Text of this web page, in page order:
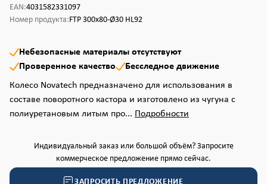
EAN:4031582331097
Номер продукта:FTP 300x80-Ø30 HL92
Небезопасные материалы отсутствуют
Проверенное качество
Бесследное движение
Колесо Novatech предназначено для использования в
составе поворотного кастора и изготовлено из чугуна с
полиуретановым литым про... Подробности
Индивидуальный заказ или большой объём? Запросите
коммерческое предложение прямо сейчас.
ЗАПРОСИТЬ ПРЕДЛОЖЕНИЕ